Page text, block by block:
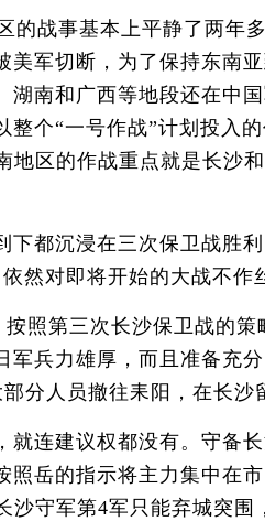
事基本上平静了两年
军切断，为了保持东南
南和广西等地段还在中
个“一号作战”计划投入
区的作战重点就是长沙
沉浸在三次保卫战胜
对即将开始的大战不作
第三次长沙保卫战的策
兵力雄厚，而且准备充
分人员撤往耒阳，在长沙
建议权都没有。守备
岳的指示将主力集中在
守军第4军只能弃城突围